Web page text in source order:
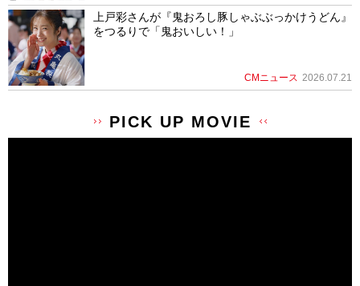
上戸彩さんが『鬼おろし豚しゃぶぶっかけうどん』
をつるりで「鬼おいしい！」
CMニュース 2026.07.21
PICK UP MOVIE